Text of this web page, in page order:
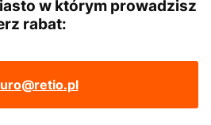
w którym prowadzisz
rabat: